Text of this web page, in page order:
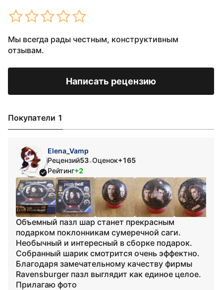
Мы всегда рады честным, конструктивным
отзывам.
Написать рецензию
Покупатели 1
Elena_Vamp
Рецензий53•Оценок+165
Рейтинг+2
Объемный пазл шар станет прекрасным
подарком поклонникам сумеречной саги.
Необычный и интересный в сборке подарок.
Собранный шарик смотрится очень эффектно.
Благодаря замечательному качеству фирмы
Ravensburger пазл выглядит как единое целое.
Прилагаю фото